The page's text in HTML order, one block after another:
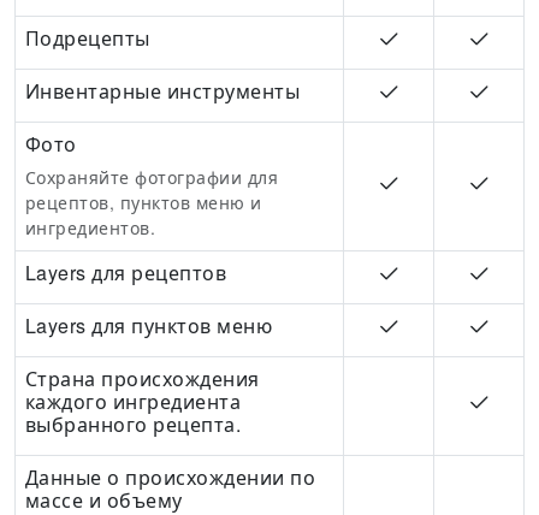
Подрецепты
Инвентарные инструменты
Фото
Сохраняйте фотографии для
рецептов, пунктов меню и
ингредиентов.
Layers для рецептов
Layers для пунктов меню
Страна происхождения
каждого ингредиента
выбранного рецепта.
Данные о происхождении по
массе и объему